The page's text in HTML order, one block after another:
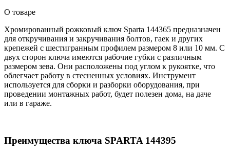
О товаре
Хромированный рожковый ключ Sparta 144365 предназначен
для откручивания и закручивания болтов, гаек и других
крепежей с шестигранным профилем размером 8 или 10 мм. С
двух сторон ключа имеются рабочие губки с различным
размером зева. Они расположены под углом к рукоятке, что
облегчает работу в стесненных условиях. Инструмент
используется для сборки и разборки оборудования, при
проведении монтажных работ, будет полезен дома, на даче
или в гараже.
Преимущества ключа SPARTA 144395